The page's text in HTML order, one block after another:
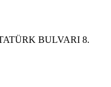
BULVARI 8.